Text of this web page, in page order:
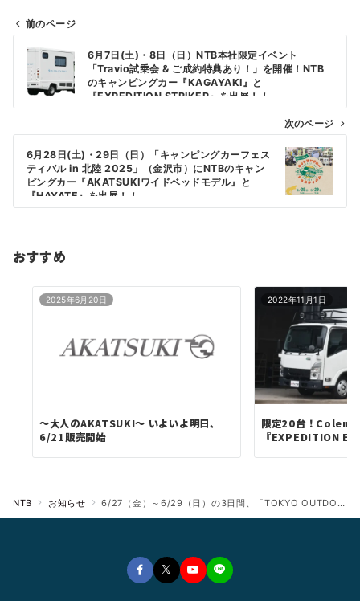
投
稿
ナ
ビ
ゲ
ー
ョ
前のページ
6月7日(土)・8日（日）NTB本社限定イベント
「Travio試乗会 & ご成約特典あり！」を開催！NTB
のキャンピングカー『KAGAYAKI』と
『EXPEDITION STRIKER』を出展！！
次のページ
6月28日(土)・29日（日）「キャンピングカーフェス
ティバル in 北陸 2025」（金沢市）にNTBのキャン
ピングカー『AKATSUKIワイドベッドモデル』と
『HAYATE』を出展！！
おすすめ
2025年6月20日
～大人のAKATSUKI～ いよいよ明日、
6/21販売開始
2022年11月1日
限定20台！
『EXPEDITION
NTB お知らせ 6/27（金）～6/29（日）の3日間、「TOKYO OUTDOOR SHOW 2025」（幕張メッセ）のいすゞブースに新型シャシ「Travio」ベースの『EXPEDITION STRIKER』を出展！